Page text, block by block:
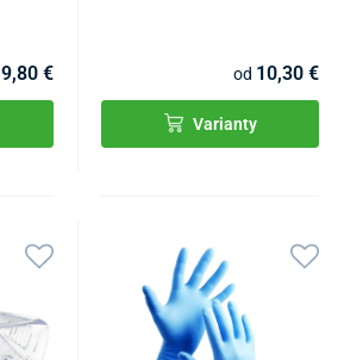
9,80 € od 10,30 €
Varianty